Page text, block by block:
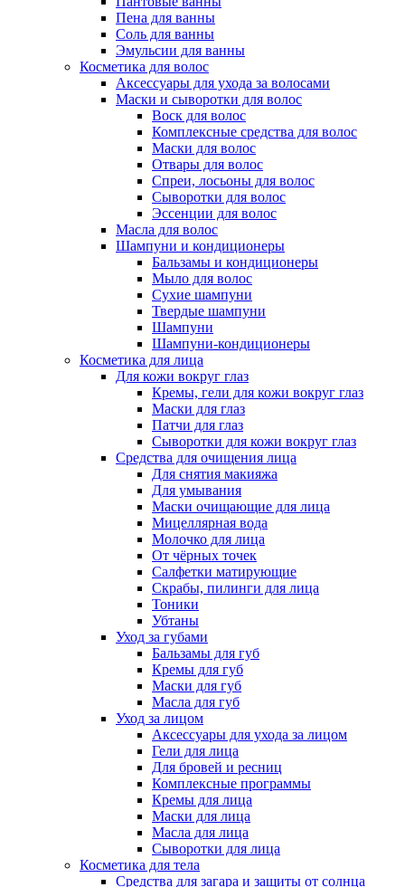
Пена для ванны
Соль для ванны
Эмульсии для ванны
Косметика для волос
Аксессуары для ухода за волосами
Маски и сыворотки для волос
Воск для волос
Комплексные средства для волос
Маски для волос
Отвары для волос
Спреи, лосьоны для волос
Сыворотки для волос
Эссенции для волос
Масла для волос
Шампуни и кондиционеры
Бальзамы и кондиционеры
Мыло для волос
Сухие шампуни
Твердые шампуни
Шампуни
Шампуни-кондиционеры
Косметика для лица
Для кожи вокруг глаз
Кремы, гели для кожи вокруг глаз
Маски для глаз
Патчи для глаз
Сыворотки для кожи вокруг глаз
Средства для очищения лица
Для снятия макияжа
Для умывания
Маски очищающие для лица
Мицеллярная вода
Молочко для лица
От чёрных точек
Салфетки матирующие
Скрабы, пилинги для лица
Тоники
Убтаны
Уход за губами
Бальзамы для губ
Кремы для губ
Маски для губ
Масла для губ
Уход за лицом
Аксессуары для ухода за лицом
Гели для лица
Для бровей и ресниц
Комплексные программы
Кремы для лица
Маски для лица
Масла для лица
Сыворотки для лица
Косметика для тела
Средства для загара и защиты от солнца